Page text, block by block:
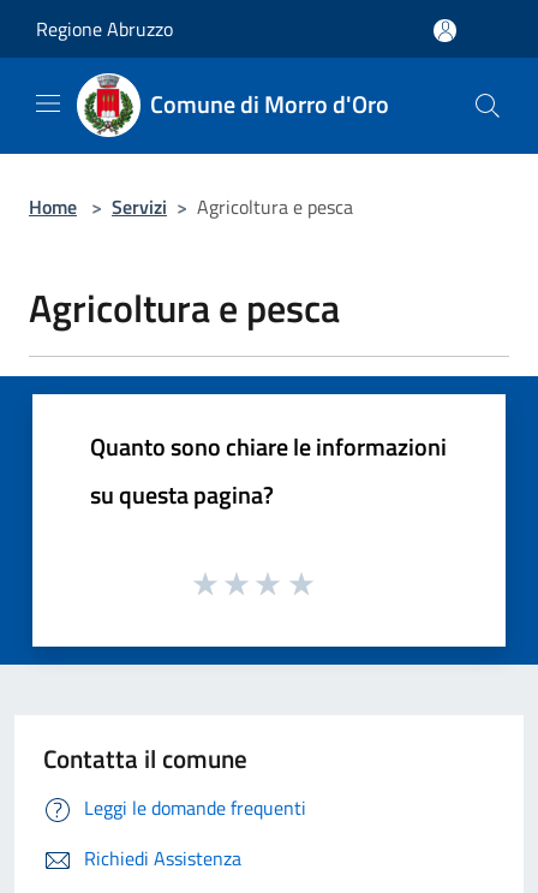
Regione Abruzzo
Comune di Morro d'Oro
Home > Servizi > Agricoltura e pesca
Agricoltura e pesca
Quanto sono chiare le informazioni
su questa pagina?
Contatta il comune
Leggi le domande frequenti
Richiedi Assistenza